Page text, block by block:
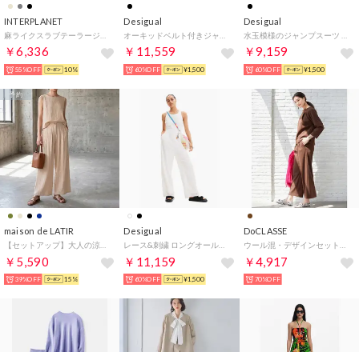
INTERPLANET
￥6,336
55%OFF 10%
Desigual
￥11,559
60%OFF ¥1,500
Desigual
￥9,159
60%OFF ¥1,500
maison de LATIR
【セットアップ】大人の涼感ワッシャー素材リネンライクワイドパンツ夏服セットアップ （ベージュ）
￥5,590
予約
39%OFF 15%
Desigual
レース&刺繍 ロングオールインワン （ホワイト）
￥11,159
60%OFF ¥1,500
DoCLASSE
ウール混・デザインセットアップ （ブラウン）
￥4,917
70%OFF